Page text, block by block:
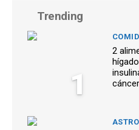
Trending
1
2
cáncer